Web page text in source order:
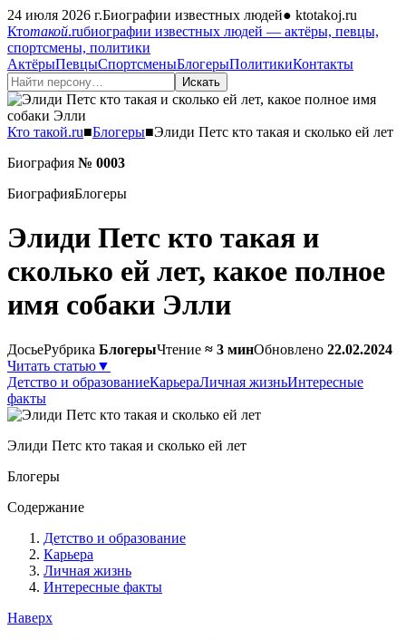
24 июля 2026 г.Биографии известных людей● ktotakoj.ru
Ктотакой.ruбиографии известных людей — актёры, певцы,
спортсмены, политики
АктёрыПевцыСпортсменыБлогерыПолитикиКонтакты
Искать
Кто такой.ru■Блогеры■Элиди Петс кто такая и сколько ей лет
Биография № 0003
БиографияБлогеры
Элиди Петс кто такая и
сколько ей лет, какое полное
имя собаки Элли
ДосьеРубрика БлогерыЧтение ≈ 3 минОбновлено 22.02.2024
Читать статью▼
Детство и образованиеКарьераЛичная жизньИнтересные
факты
Элиди Петс кто такая и сколько ей лет
Блогеры
Содержание
Детство и образование
Карьера
Личная жизнь
Интересные факты
Наверх